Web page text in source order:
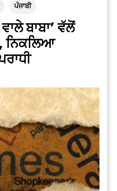
ਪੰਜਾਬੀ
ਬਾਬਾ’ ਵੱਲੋਂ
ਨਿਕਲਿਆ